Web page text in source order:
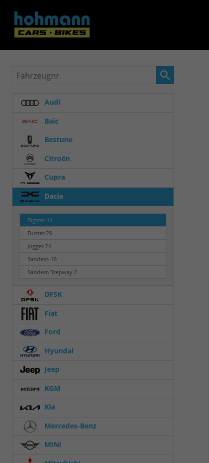
Fahrzeugnr.
Audi
Baic
Bestune
Citroën
Cupra
Dacia
Bigster 14
Duster 29
Jogger 24
Sandero 10
Sandero Stepway 2
DFSK
Fiat
Ford
Hyundai
Jeep
KGM
Kia
Mercedes-Benz
MINI